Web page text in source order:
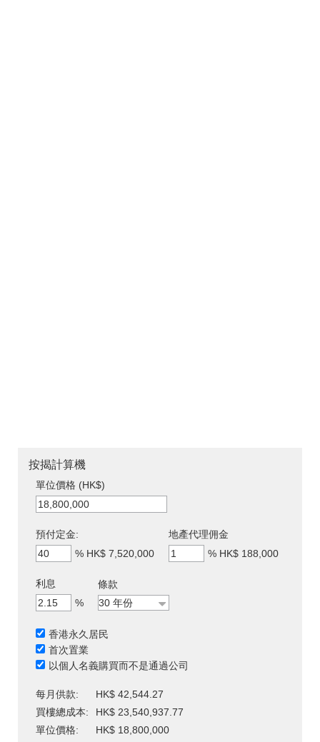
按揭計算機
單位價格 (HK$)
預付定金:
% HK$ 7,520,000
地產代理佣金
% HK$ 188,000
利息
%
條款
香港永久居民
首次置業
以個人名義購買而不是通過公司
每月供款:
HK$ 42,544.27
買樓總成本:
HK$ 23,540,937.77
單位價格:
HK$ 18,800,000